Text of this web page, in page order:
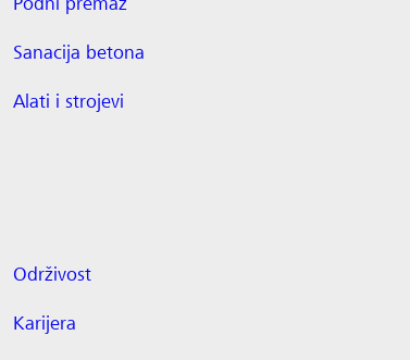
Sanacija betona
Alati i strojevi
Održivost
Karijera